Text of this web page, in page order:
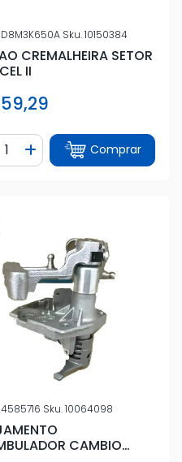
Sku.10150384
CREMALHEIRA SETOR
II
Quantidade
Adicionar Quantidade
Comprar
Sku.10064098
CAMBIO